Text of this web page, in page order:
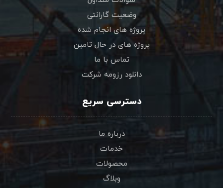
وضعیت گارانتی
پروژه های انجام شده
پروژه های در حال تامین
تماس با ما
دانلود رزومه شرکت
دسترسی سریع
درباره ما
خدمات
محصولات
وبلاگ